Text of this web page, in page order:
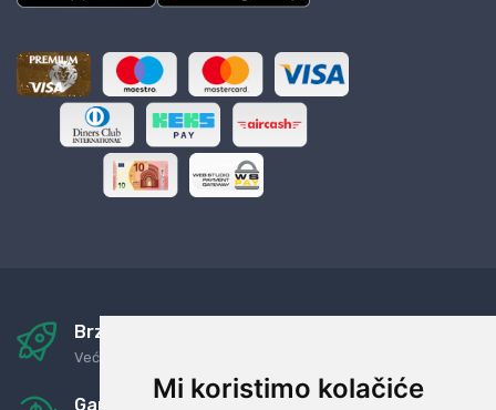
Mi koristimo kolačiće
Brza i sigurna dostava
Već za nekoliko dana kod vas
Garancija u povrat novaca